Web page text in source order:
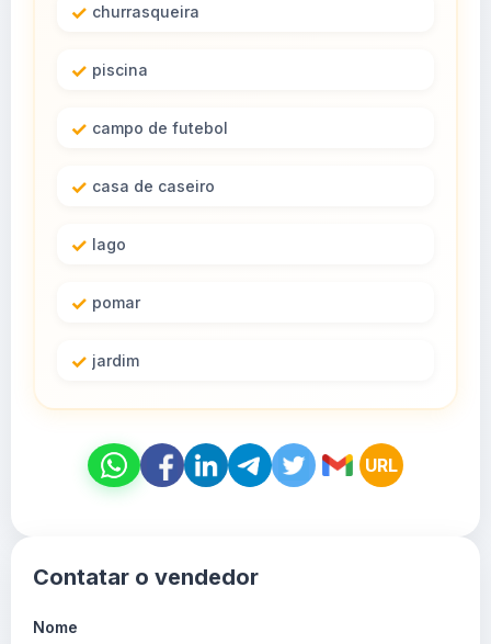
churrasqueira
piscina
campo de futebol
casa de caseiro
lago
pomar
jardim
URL
Contatar o vendedor
Nome